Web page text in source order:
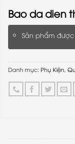
Bao da dien
Sản phẩm
Danh mục: Phụ Kiện,